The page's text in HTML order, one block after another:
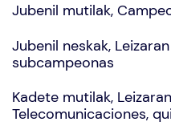
Jubenil mutilak,
Jubenil neskak,
subcampeonas
Kadete mutilak,
Telecomunicaciones,